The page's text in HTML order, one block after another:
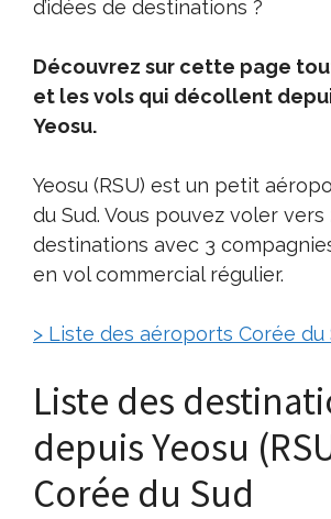
d’idées de destinations ?
Découvrez sur cette page
et les vols qui décollent
Yeosu.
Yeosu (RSU) est un petit
du Sud. Vous pouvez voler vers
destinations avec 3
en vol commercial régulier.
> Liste des aéroports Corée du
Liste des
depuis Yeosu
Corée du Sud